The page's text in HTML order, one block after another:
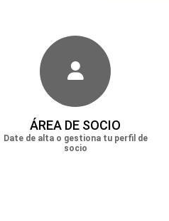
ÁREA DE SOCIO
Date de alta o gestiona tu perfil de
socio